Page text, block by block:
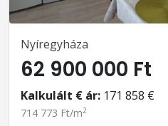
Nyíregyháza
62 900 000 Ft
Kalkulált € ár: 171 858 €
714 773 Ft/m2